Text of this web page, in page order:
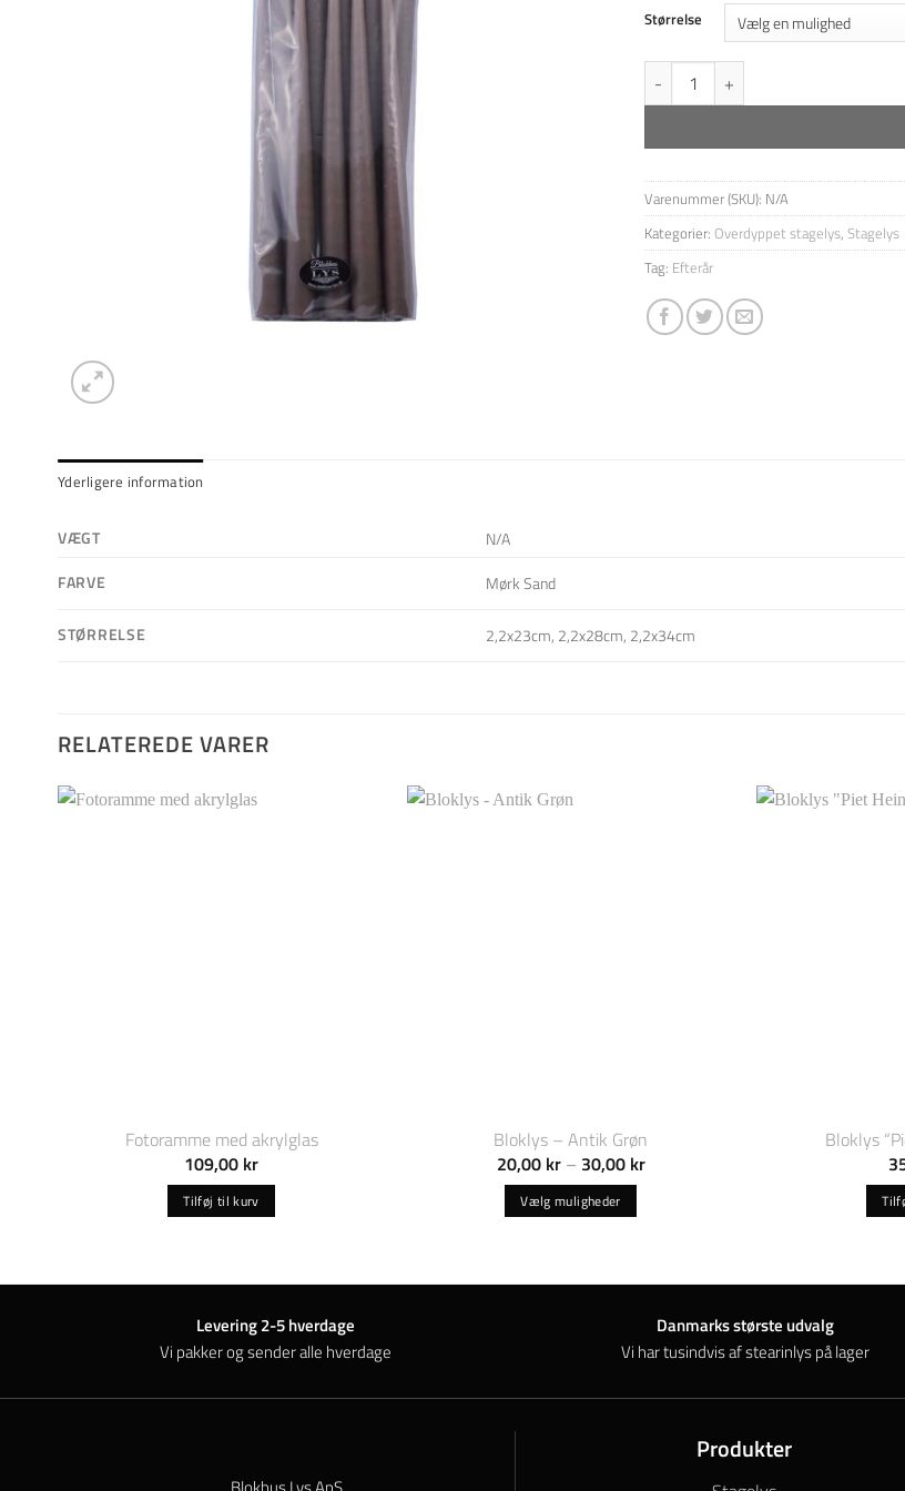
Størrelse
10-pk Dyppede lys - Mørk Sand antal
Varenummer (SKU): N/A
Kategorier: Overdyppet stagelys,Stagelys
Tag: Efterår
Yderligere information
VÆGT
N/A
FARVE
Mørk Sand
STØRRELSE 2,2x23cm, 2,2x28cm, 2,2x34cm
RELATEREDE VARER
Fotoramme med akrylglas
109,00 kr
Tilføj til kurv
Bloklys – Antik Grøn
20,00 kr – 30,00 krPrisinterval:
Vælg muligheder
har
Mulighederne
vælges
Bloklys
Levering 2-5 hverdage
Vi pakker og sender alle hverdage
Danmarks største udvalg
Vi har tusindvis af stearinlys på lager
Produkter